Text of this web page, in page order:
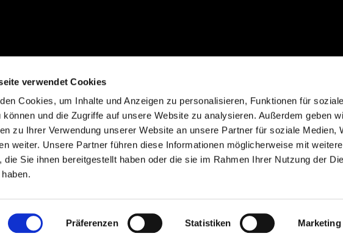
verwendet Cookies
Cookies, um Inhalte und Anzeigen zu personalisieren, Funktionen für
können und die Zugriffe auf unsere Website zu analysieren. Außerdem geben
zu Ihrer Verwendung unserer Website an unsere Partner für soziale Medien,
weiter. Unsere Partner führen diese Informationen möglicherweise mit
die Sie ihnen bereitgestellt haben oder die sie im Rahmen Ihrer Nutzung der
Präferenzen Statistiken Marketing
02235 923130
gemeinde@efkgie.de